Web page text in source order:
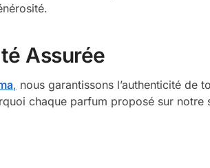
Assurée
, nous garantissons l’authenticité de
chaque parfum proposé sur notre